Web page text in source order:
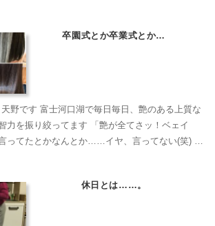
卒園式とか卒業式とか…
天野です 富士河口湖で毎日毎日、艶のある上質な
力を振り絞ってます 「艶が全てさッ！ベェイ
ってたとかなんとか……イヤ、言ってない(笑) 今
休日とは……。